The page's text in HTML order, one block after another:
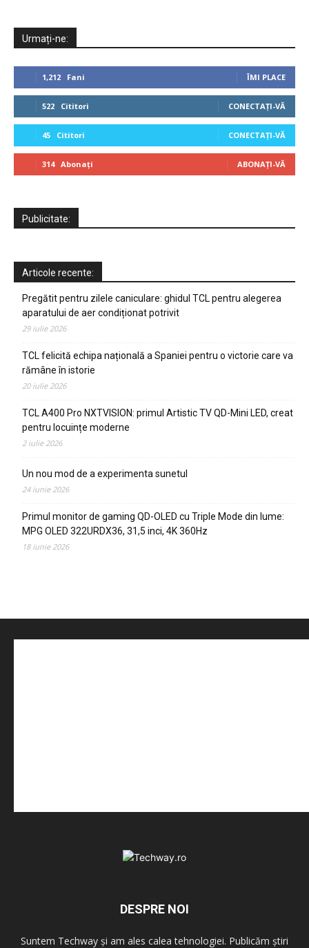
Urmați-ne:
1,212 Fani ÎMI PLACE
522 Cititori CONECTAȚI-VĂ
45 Cititori CONECTAȚI-VĂ
314 Abonați ABONAȚI-VĂ
Publicitate:
Articole recente:
Pregătit pentru zilele caniculare: ghidul TCL pentru alegerea
aparatului de aer condiționat potrivit
29 iulie 2026
TCL felicită echipa națională a Spaniei pentru o victorie care va
rămâne în istorie
20 iulie 2026
TCL A400 Pro NXTVISION: primul Artistic TV QD-Mini LED, creat
pentru locuințe moderne
2 iulie 2026
Un nou mod de a experimenta sunetul
24 iunie 2026
Primul monitor de gaming QD-OLED cu Triple Mode din lume:
MPG OLED 322URDX36, 31,5 inci, 4K 360Hz
18 iunie 2026
DESPRE NOI
Suntem Techway și am ales calea tehnologiei. Publicăm știri